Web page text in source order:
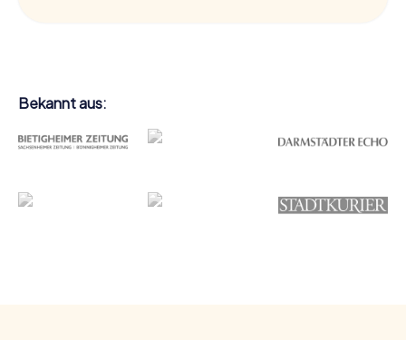
Bekannt aus: